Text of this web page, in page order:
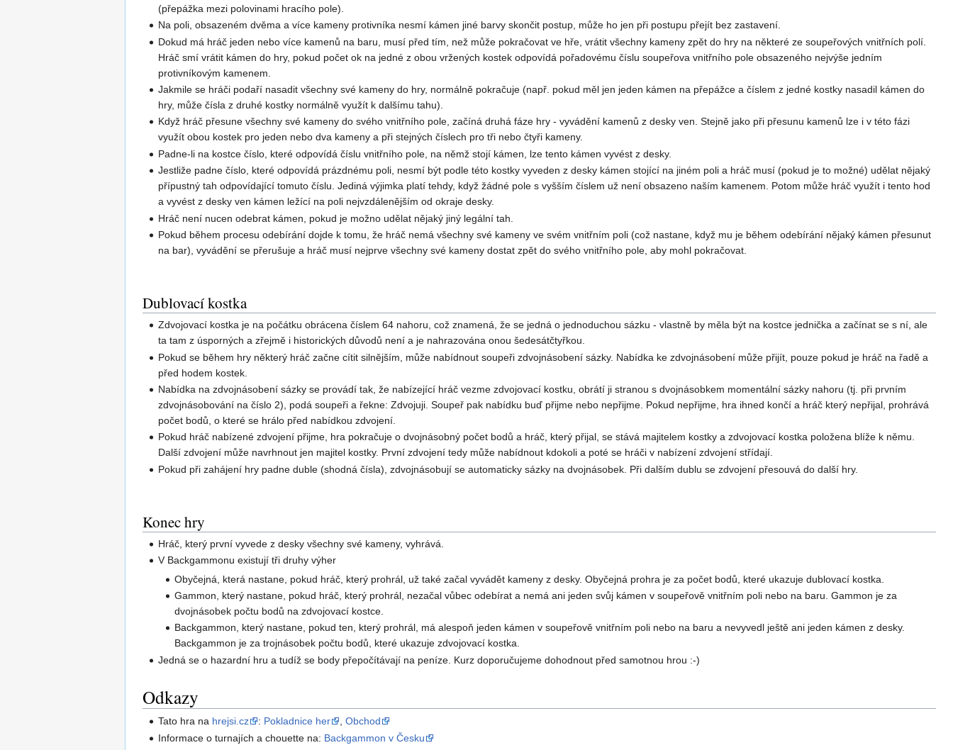
(přepážka mezi polovinami hracího pole).
Na poli, obsazeném dvěma a více kameny protivníka nesmí kámen jiné barvy skončit postup, může ho jen při postupu přejít bez zastavení.
Dokud má hráč jeden nebo více kamenů na baru, musí před tím, než může pokračovat ve hře, vrátit všechny kameny zpět do hry na některé ze soupeřových vnitřních polí.
Hráč smí vrátit kámen do hry, pokud počet ok na jedné z obou vržených kostek odpovídá pořadovému číslu soupeřova vnitřního pole obsazeného nejvýše jedním
protivníkovým kamenem.
Jakmile se hráči podaří nasadit všechny své kameny do hry, normálně pokračuje (např. pokud měl jen jeden kámen na přepážce a číslem z jedné kostky nasadil kámen do
hry, může čísla z druhé kostky normálně využít k dalšímu tahu).
Když hráč přesune všechny své kameny do svého vnitřního pole, začíná druhá fáze hry - vyvádění kamenů z desky ven. Stejně jako při přesunu kamenů lze i v této fázi
využít obou kostek pro jeden nebo dva kameny a při stejných číslech pro tři nebo čtyři kameny.
Padne-li na kostce číslo, které odpovídá číslu vnitřního pole, na němž stojí kámen, lze tento kámen vyvést z desky.
Jestliže padne číslo, které odpovídá prázdnému poli, nesmí být podle této kostky vyveden z desky kámen stojící na jiném poli a hráč musí (pokud je to možné) udělat nějaký
přípustný tah odpovídající tomuto číslu. Jediná výjimka platí tehdy, když žádné pole s vyšším číslem už není obsazeno naším kamenem. Potom může hráč využít i tento hod
a vyvést z desky ven kámen ležící na poli nejvzdálenějším od okraje desky.
Hráč není nucen odebrat kámen, pokud je možno udělat nějaký jiný legální tah.
Pokud během procesu odebírání dojde k tomu, že hráč nemá všechny své kameny ve svém vnitřním poli (což nastane, když mu je během odebírání nějaký kámen přesunut
na bar), vyvádění se přerušuje a hráč musí nejprve všechny své kameny dostat zpět do svého vnitřního pole, aby mohl pokračovat.
Dublovací kostka
Zdvojovací kostka je na počátku obrácena číslem 64 nahoru, což znamená, že se jedná o jednoduchou sázku - vlastně by měla být na kostce jednička a začínat se s ní, ale
ta tam z úsporných a zřejmě i historických důvodů není a je nahrazována onou šedesátčtyřkou.
Pokud se během hry některý hráč začne cítit silnějším, může nabídnout soupeři zdvojnásobení sázky. Nabídka ke zdvojnásobení může přijít, pouze pokud je hráč na řadě a
před hodem kostek.
Nabídka na zdvojnásobení sázky se provádí tak, že nabízející hráč vezme zdvojovací kostku, obrátí ji stranou s dvojnásobkem momentální sázky nahoru (tj. při prvním
zdvojnásobování na číslo 2), podá soupeři a řekne: Zdvojuji. Soupeř pak nabídku buď přijme nebo nepřijme. Pokud nepřijme, hra ihned končí a hráč který nepřijal, prohrává
počet bodů, o které se hrálo před nabídkou zdvojení.
Pokud hráč nabízené zdvojení přijme, hra pokračuje o dvojnásobný počet bodů a hráč, který přijal, se stává majitelem kostky a zdvojovací kostka položena blíže k němu.
Další zdvojení může navrhnout jen majitel kostky. První zdvojení tedy může nabídnout kdokoli a poté se hráči v nabízení zdvojení střídají.
Pokud při zahájení hry padne duble (shodná čísla), zdvojnásobují se automaticky sázky na dvojnásobek. Při dalším dublu se zdvojení přesouvá do další hry.
Konec hry
Hráč, který první vyvede z desky všechny své kameny, vyhrává.
V Backgammonu existují tři druhy výher
Obyčejná, která nastane, pokud hráč, který prohrál, už také začal vyvádět kameny z desky. Obyčejná prohra je za počet bodů, které ukazuje dublovací kostka.
Gammon, který nastane, pokud hráč, který prohrál, nezačal vůbec odebírat a nemá ani jeden svůj kámen v soupeřově vnitřním poli nebo na baru. Gammon je za
dvojnásobek počtu bodů na zdvojovací kostce.
Backgammon, který nastane, pokud ten, který prohrál, má alespoň jeden kámen v soupeřově vnitřním poli nebo na baru a nevyvedl ještě ani jeden kámen z desky.
Backgammon je za trojnásobek počtu bodů, které ukazuje zdvojovací kostka.
Jedná se o hazardní hru a tudíž se body přepočítávají na peníze. Kurz doporučujeme dohodnout před samotnou hrou :-)
Odkazy
Tato hra na hrejsi.cz : Pokladnice her ,Obchod
Informace o turnajích a chouette na: Backgammon v Česku